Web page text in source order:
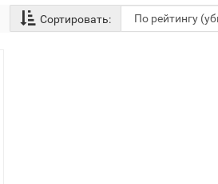
Сортировать: